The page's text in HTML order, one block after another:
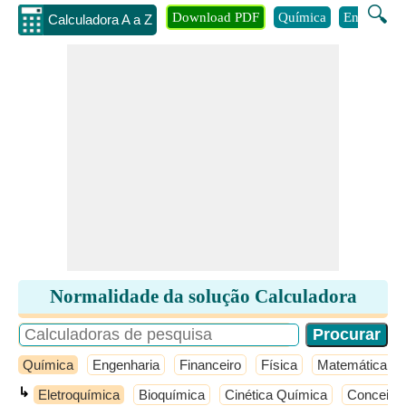
Calculadora A a Z 🔍
Download PDF Química
Normalidade da solução Calculadora
Química Engenharia Financeiro Física Matemática
↳ Eletroquímica Bioquímica Cinética Química Conceito